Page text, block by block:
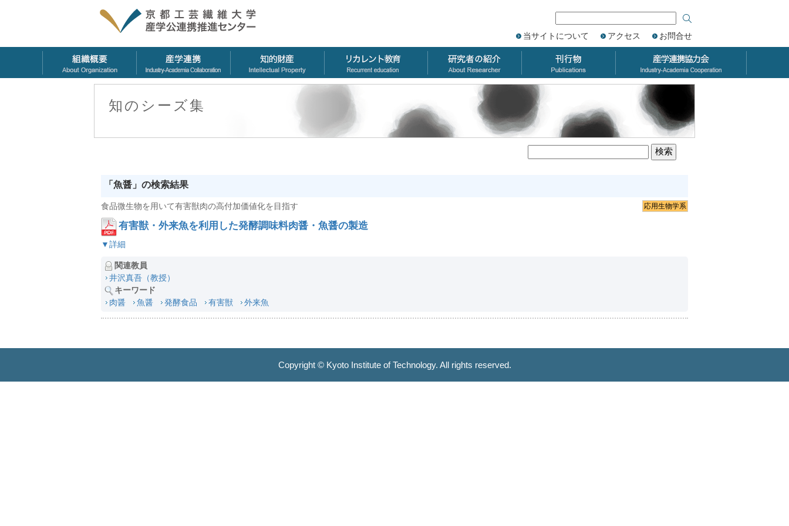
当サイトについて アクセス お問合せ
知のシーズ集
「魚醤」の検索結果
食品微生物を用いて有害獣肉の高付加価値化を目指す 応用生物学系
有害獣・外来魚を利用した発酵調味料肉醤・魚醤の製造
▼詳細
関連教員
井沢真吾（教授）
キーワード
肉醤
魚醤 発酵食品 有害獣 外来魚
Copyright © Kyoto Institute of Technology. All rights reserved.